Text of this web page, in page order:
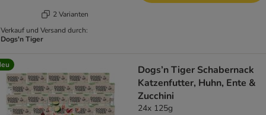
2 Varianten
Verkauf und Versand durch:
Dogs'n Tiger
Dogs’n Tiger Schabernack
Katzenfutter, Huhn, Ente &
Zucchini
24x 125g